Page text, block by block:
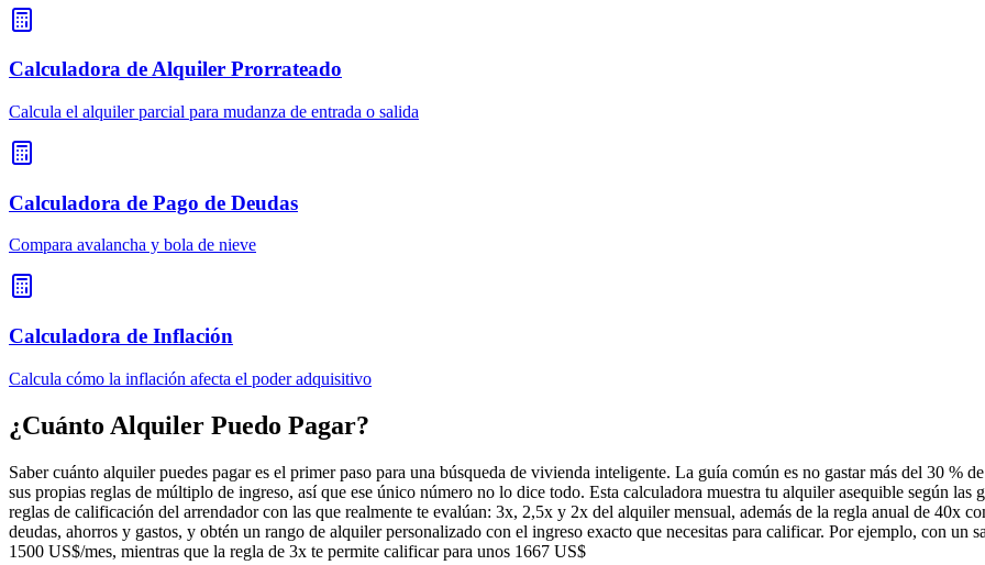
Calculadora de Alquiler Prorrateado
Calcula el alquiler parcial para mudanza de entrada o salida
Calculadora de Pago de Deudas
Compara avalancha y bola de nieve
Calculadora de Inflación
Calcula cómo la inflación afecta el poder adquisitivo
¿Cuánto Alquiler Puedo Pagar?
Saber cuánto alquiler puedes pagar es el primer paso para una búsqueda de vivienda inteligente. La guía común es no gastar más del 30 %
sus propias reglas de múltiplo de ingreso, así que ese único número no lo dice todo. Esta calculadora muestra tu alquiler asequible según
reglas de calificación del arrendador con las que realmente te evalúan: 3x, 2,5x y 2x del alquiler mensual, además de la regla anual de 40x
deudas, ahorros y gastos, y obtén un rango de alquiler personalizado con el ingreso exacto que necesitas para calificar. Por ejemplo, con
1500 US$/mes, mientras que la regla de 3x te permite calificar para unos 1667 US$